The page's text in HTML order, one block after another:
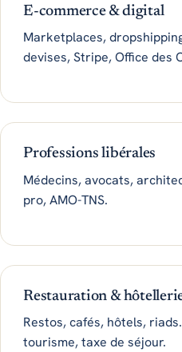
E-commerce & digital
Marketplaces,
devises, Stripe, Office des
Professions libérales
Médecins, avocats,
pro, AMO-TNS.
Restauration &
Restos, cafés, hôtels,
tourisme, taxe de séjour.